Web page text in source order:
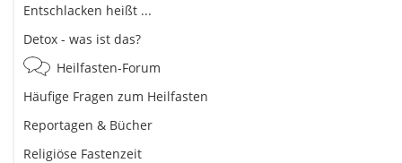
Entschlacken heißt ...
Detox - was ist das?
Heilfasten-Forum
Häufige Fragen zum Heilfasten
Reportagen & Bücher
Religiöse Fastenzeit